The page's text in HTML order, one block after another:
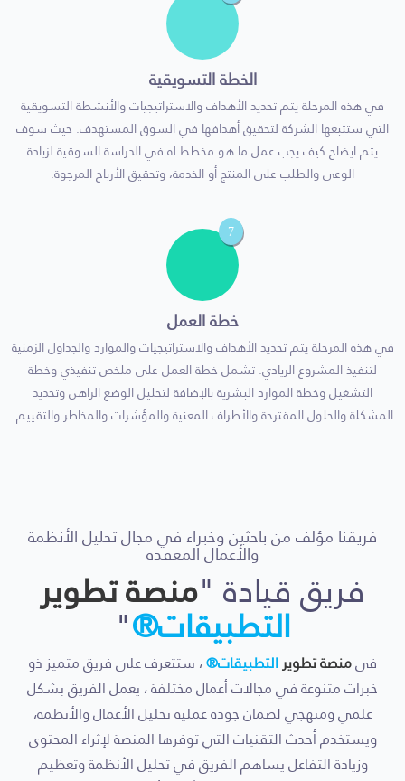
الخطة التسويقية
في هذه المرحلة يتم تحديد الأهداف والاستراتيجيات والأنشطة التسويقية
التي ستتبعها الشركة لتحقيق أهدافها في السوق المستهدف. حيث سوف
يتم ايضاح كيف يجب عمل ما هو مخطط له في الدراسة السوقية لزيادة
الوعي والطلب على المنتج أو الخدمة، وتحقيق الأرباح المرجوة.
7
خطة العمل
في هذه المرحلة يتم تحديد الأهداف والاستراتيجيات والموارد والجداول الزمنية
لتنفيذ المشروع الريادي. تشمل خطة العمل على ملخص تنفيذي وخطة
التشغيل وخطة الموارد البشرية بالإضافة لتحليل الوضع الراهن وتحديد
المشكلة والحلول المقترحة والأطراف المعنية والمؤشرات والمخاطر والتقييم.
فريقنا مؤلف من باحثين وخبراء في مجال تحليل الأنظمة
والأعمال المعقدة
فريق قيادة "منصة تطوير
التطبيقات®"
فيمنصة تطويرالتطبيقات®، ستتعرف على فريق متميز ذو
خبرات متنوعة في مجالات أعمال مختلفة ، يعمل الفريق بشكل
علمي ومنهجي لضمان جودة عملية تحليل الأعمال والأنظمة،
ويستخدم أحدث التقنيات التي توفرها المنصة لإثراء المحتوى
وزيادة التفاعل يساهم الفريق في تحليل الأنظمة وتعظيم